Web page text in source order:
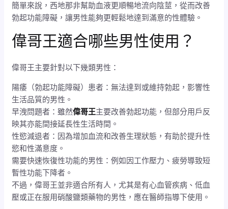
簡單來說，西地那非幫助血液更順暢地流向陰莖，從而改善
勃起功能障礙，讓男性能夠更輕鬆地達到滿意的性體驗。
偉哥王適合哪些男性使用？
偉哥王主要針對以下幾類男性：
陽痿（勃起功能障礙）患者：無法達到或維持勃起，影響性
生活品質的男性。
早洩問題者：雖然偉哥王主要改善勃起功能，但部分用戶反
映其亦能間接延長性生活時間。
性慾減退者：因為增加血流和改善生理狀態，有助於提升性
慾和性滿意度。
需要快速恢復性功能的男性：例如因工作壓力、疲勞導致短
暫性功能下降者。
不過，偉哥王並非適合所有人，尤其是有心血管疾病、低血
壓或正在服用硝酸鹽類藥物的男性，應在醫師指導下使用。